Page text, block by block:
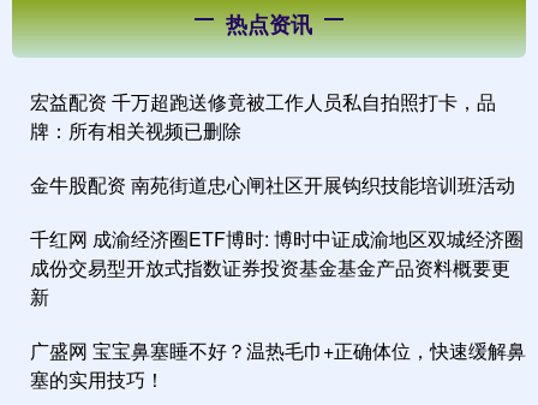
热点资讯
宏益配资 千万超跑送修竟被工作人员私自拍照打卡，品
牌：所有相关视频已删除
金牛股配资 南苑街道忠心闸社区开展钩织技能培训班活动
千红网 成渝经济圈ETF博时: 博时中证成渝地区双城经济圈
成份交易型开放式指数证券投资基金基金产品资料概要更
新
广盛网 宝宝鼻塞睡不好？温热毛巾+正确体位，快速缓解鼻
塞的实用技巧！